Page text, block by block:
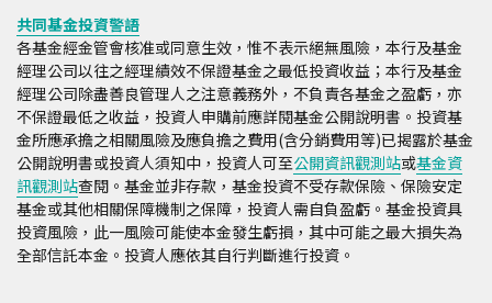
共同基金投資警語
各基金經金管會核准或同意生效，惟不表示絕無風險，本行及基金
經理公司以往之經理績效不保證基金之最低投資收益；本行及基金
經理公司除盡善良管理人之注意義務外，不負責各基金之盈虧，亦
不保證最低之收益，投資人申購前應詳閱基金公開說明書。投資基
金所應承擔之相關風險及應負擔之費用(含分銷費用等)已揭露於基金
公開說明書或投資人須知中，投資人可至公開資訊觀測站或基金資
訊觀測站查閱。基金並非存款，基金投資不受存款保險、保險安定
基金或其他相關保障機制之保障，投資人需自負盈虧。基金投資具
投資風險，此一風險可能使本金發生虧損，其中可能之最大損失為
全部信託本金。投資人應依其自行判斷進行投資。